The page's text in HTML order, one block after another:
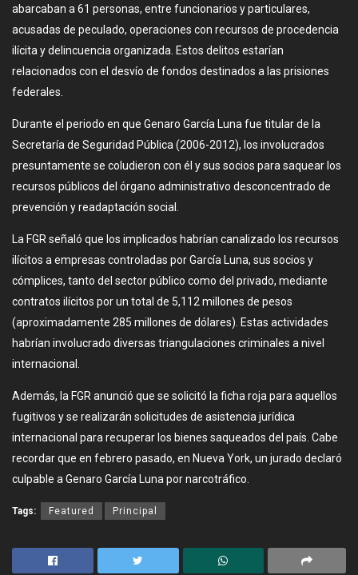
abarcaban a 61 personas, entre funcionarios y particulares,
acusadas de peculado, operaciones con recursos de procedencia
ilícita y delincuencia organizada. Estos delitos estarían
relacionados con el desvío de fondos destinados a las prisiones
federales.
Durante el periodo en que Genaro García Luna fue titular de la
Secretaría de Seguridad Pública (2006-2012), los involucrados
presuntamente se coludieron con él y sus socios para saquear los
recursos públicos del órgano administrativo desconcentrado de
prevención y readaptación social.
La FGR señaló que los implicados habrían canalizado los recursos
ilícitos a empresas controladas por García Luna, sus socios y
cómplices, tanto del sector público como del privado, mediante
contratos ilícitos por un total de 5,112 millones de pesos
(aproximadamente 285 millones de dólares). Estas actividades
habrían involucrado diversas triangulaciones criminales a nivel
internacional.
Además, la FGR anunció que se solicitó la ficha roja para aquellos
fugitivos y se realizarán solicitudes de asistencia jurídica
internacional para recuperar los bienes saqueados del país. Cabe
recordar que en febrero pasado, en Nueva York, un jurado declaró
culpable a Genaro García Luna por narcotráfico.
Tags: Featured Principal